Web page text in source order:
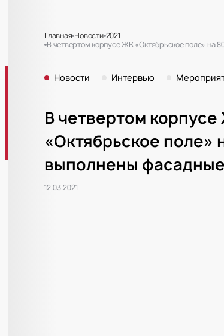
Главная Новости 2021
В четвертом корпусе ЖК «Октябрьское поле» на
Новости Интервью
В четвертом
«Октябрьское поле»
выполнены
12.03.2021